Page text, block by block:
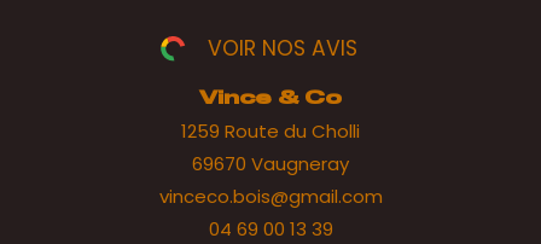
VOIR NOS AVIS
Vince & Co
1259 Route du Cholli
69670 Vaugneray
vinceco.bois@gmail.com
04 69 00 13 39